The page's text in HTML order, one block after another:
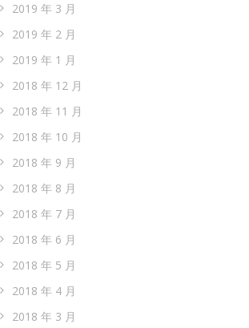
2019 年 3 月
2019 年 2 月
2019 年 1 月
2018 年 12 月
2018 年 11 月
2018 年 10 月
2018 年 9 月
2018 年 8 月
2018 年 7 月
2018 年 6 月
2018 年 5 月
2018 年 4 月
2018 年 3 月